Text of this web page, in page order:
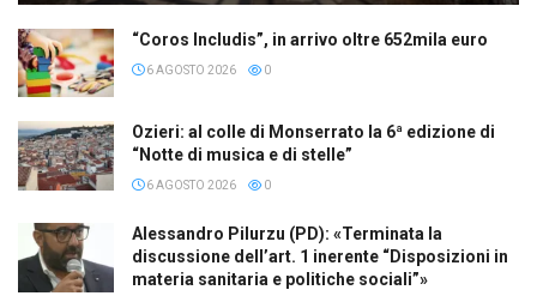
“Coros Includis”, in arrivo oltre 652mila euro
6 AGOSTO 2026 0
Ozieri: al colle di Monserrato la 6ª edizione di
“Notte di musica e di stelle”
6 AGOSTO 2026 0
Alessandro Pilurzu (PD): «Terminata la
discussione dell’art. 1 inerente “Disposizioni in
materia sanitaria e politiche sociali”»